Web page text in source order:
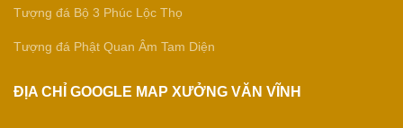
Tượng đá Bộ 3 Phúc Lộc Thọ
Tượng đá Phật Quan Âm Tam Diện
ĐỊA CHỈ GOOGLE MAP XƯỞNG VĂN VĨNH